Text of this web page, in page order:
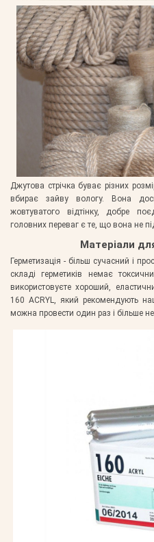
Джутова стрічка буває різних
вбирає зайву вологу. Вона
жовтуватого відтінку, добре
головних переваг є те, що вона не
Матеріали
Герметизація - більш сучасний і
складі герметиків немає
використовуєте хороший,
160 ACRYL, який рекомендують
можна провести один раз і більше